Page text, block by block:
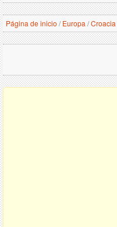
Página de inicio / Europa /Croacia